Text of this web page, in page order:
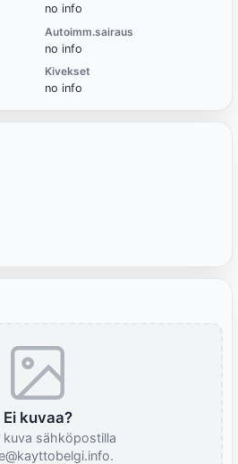
no info
Autoimm.sairaus
no info
Kivekset
no info
Ei kuvaa?
kuva sähköpostilla